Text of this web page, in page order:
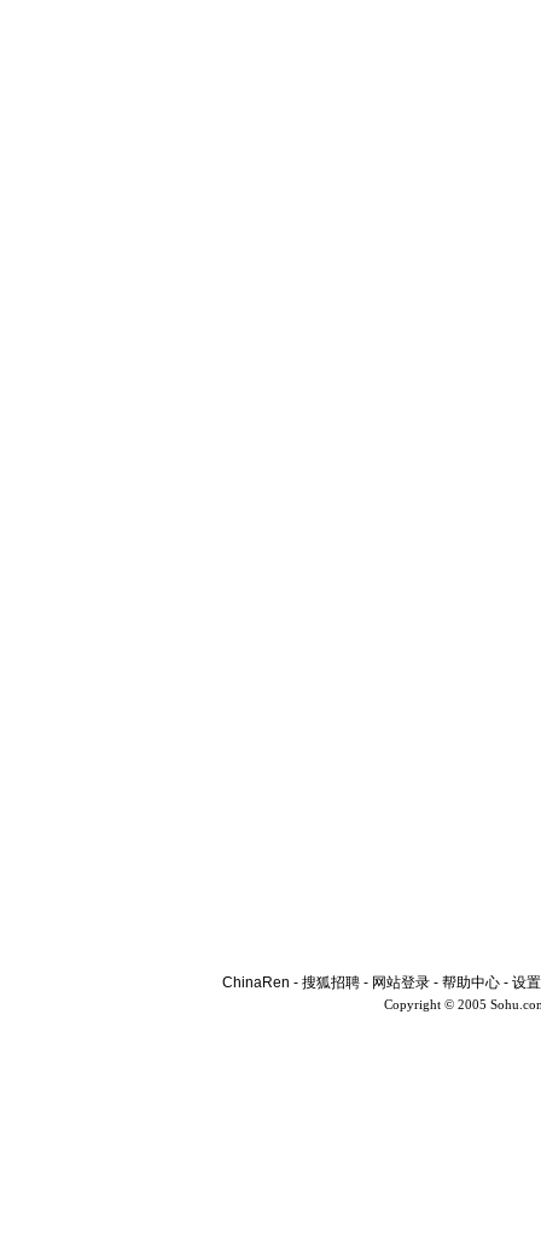
ChinaRen - 搜狐招聘 - 网站登录 - 帮助中心 - 设
Copyright © 2005